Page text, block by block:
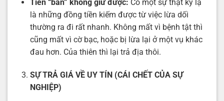
Tiền “bẩn” không giữ được: Có một sự thật kỳ lạ
là những đồng tiền kiếm được từ việc lừa dối
thường ra đi rất nhanh. Không mất vì bệnh tật thì
cũng mất vì cờ bạc, hoặc bị lừa lại ở một vụ khác
đau hơn. Của thiên thì lại trả địa thôi.
SỰ TRẢ GIÁ VỀ UY TÍN (CÁI CHẾT CỦA SỰ
NGHIỆP)